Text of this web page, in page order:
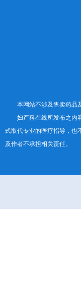
本网站不涉及售卖药品
妇产科在线所发布之内
式取代专业的医疗指导，也
及作者不承担相关责任。